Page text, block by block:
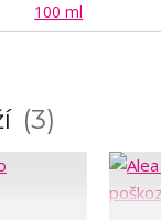
100 ml
3